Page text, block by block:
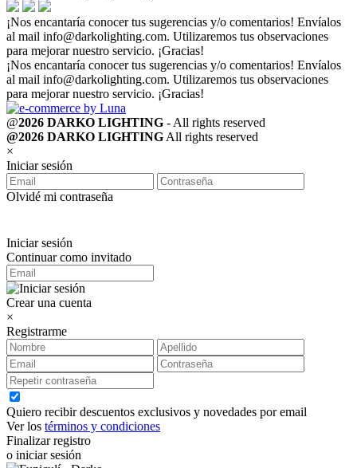
¡Nos encantaría conocer tus sugerencias y/o comentarios! Envíalos
al mail info@darkolighting.com. Utilizaremos tus observaciones
para mejorar nuestro servicio. ¡Gracias!
¡Nos encantaría conocer tus sugerencias y/o comentarios! Envíalos
al mail info@darkolighting.com. Utilizaremos tus observaciones
para mejorar nuestro servicio. ¡Gracias!
@2026 DARKO LIGHTING - All rights reserved
@2026 DARKO LIGHTINGAll rights reserved
×
Iniciar sesión
Olvidé mi contraseña
Iniciar sesión
Continuar como invitado
Crear una cuenta
×
Registrarme
Quiero recibir descuentos exclusivos y novedades por email
Ver los términos y condiciones
Finalizar registro
o iniciar sesión